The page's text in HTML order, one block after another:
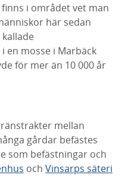
i området vet man
här sedan
en mosse i Marbäck
för mer än 10 000 år
mellan
gårdar befästes
som befästningar och
och Vinsarps säteri